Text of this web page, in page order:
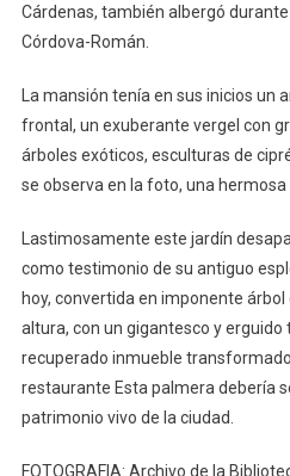
Cárdenas, también albergó
Córdova-Román.
La mansión tenía en sus inicios un
frontal, un exuberante vergel con
árboles exóticos, esculturas de
se observa en la foto, una hermosa
Lastimosamente este jardín
como testimonio de su antiguo
hoy, convertida en imponente
altura, con un gigantesco y erguido
recuperado inmueble
restaurante Esta palmera debería
patrimonio vivo de la ciudad.
FOTOGRAFIA: Archivo de la